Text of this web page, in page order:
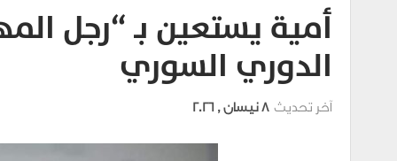
أمية يستعين بـ “رجل
الدوري السوري
آخر تحديث 8 نيسان , 2026